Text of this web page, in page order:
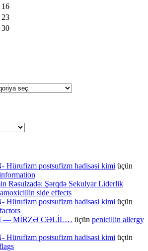
16
23
30
Hürufizm postsufizm hadisəsi kimi üçün
Rəsulzadə: Şərqdə Sekulyar Liderlik
amoxicillin side effects
Hürufizm postsufizm hadisəsi kimi üçün
— MİRZƏ CƏLİL… üçün penicillin allergy
Hürufizm postsufizm hadisəsi kimi üçün